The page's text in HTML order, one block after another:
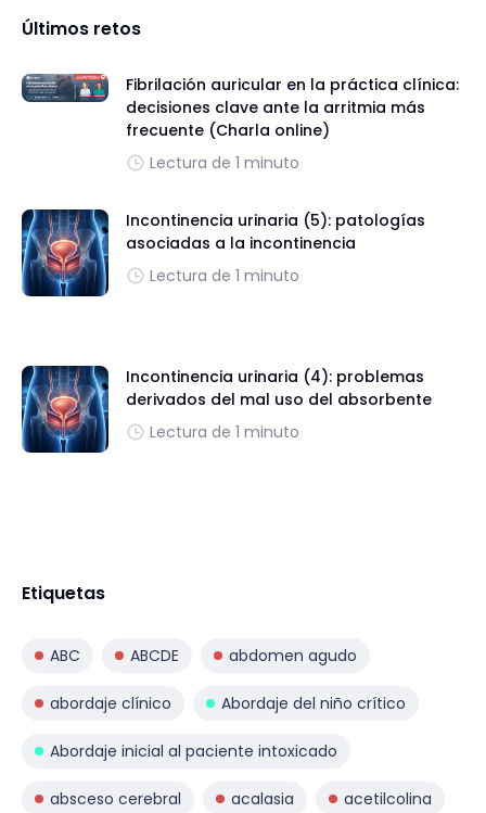
Últimos retos
Fibrilación auricular en la práctica clínica:
decisiones clave ante la arritmia más
frecuente (Charla online)
Lectura de 1 minuto
Incontinencia urinaria (5): patologías
asociadas a la incontinencia
Lectura de 1 minuto
Incontinencia urinaria (4): problemas
derivados del mal uso del absorbente
Lectura de 1 minuto
Etiquetas
ABC ABCDE abdomen agudo
abordaje clínico Abordaje del niño crítico
Abordaje inicial al paciente intoxicado
absceso cerebral acalasia acetilcolina